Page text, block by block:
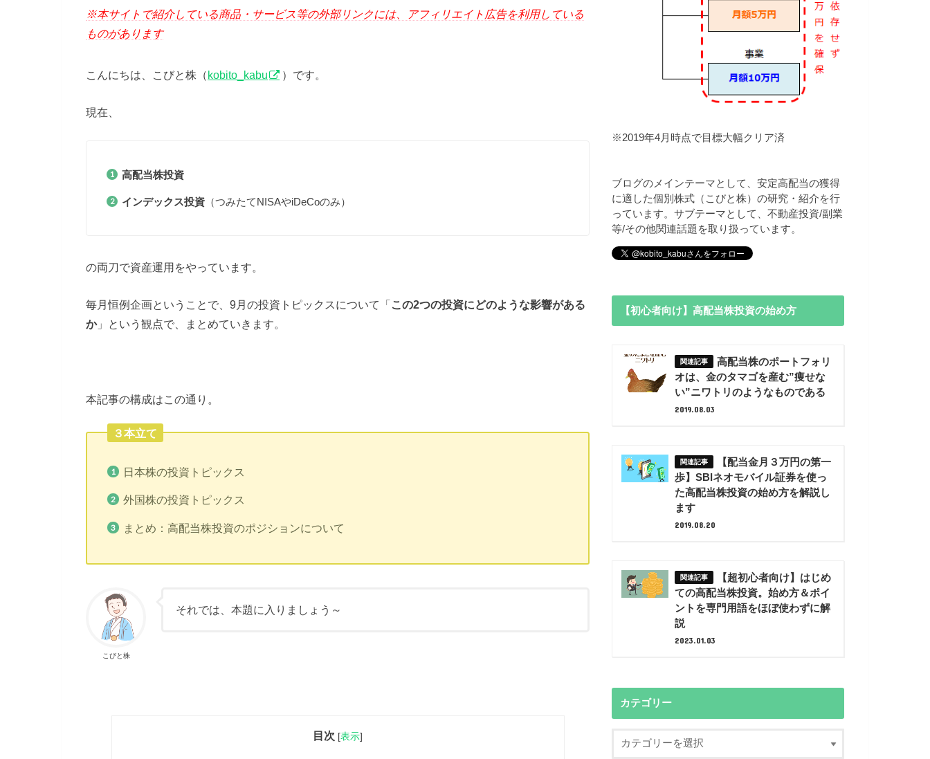
※本サイトで紹介している商品・サービス等の外部リンクには、アフィリエイト広告を利用している
ものがあります
こんにちは、こびと株（kobito_kabu ）です。
現在、
高配当株投資
インデックス投資（つみたてNISAやiDeCoのみ）
の両刀で資産運用をやっています。
毎月恒例企画ということで、9月の投資トピックスについて「この2つの投資にどのような影響がある
か」という観点で、まとめていきます。
本記事の構成はこの通り。
３本立て
日本株の投資トピックス
外国株の投資トピックス
まとめ：高配当株投資のポジションについて
こびと株
それでは、本題に入りましょう～
目次 [表示]
※2019年4月時点で目標大幅クリア済
ブログのメインテーマとして、安定高配当の獲得
に適した個別株式（こびと株）の研究・紹介を行
っています。サブテーマとして、不動産投資/副業
等/その他関連話題を取り扱っています。
【初心者向け】高配当株投資の始め方
高配当株のポートフォリ
オは、金のタマゴを産む”痩せな
い”ニワトリのようなものである
2019.08.03
【配当金月３万円の第一
歩】SBIネオモバイル証券を使っ
た高配当株投資の始め方を解説し
ます
2019.08.20
【超初心者向け】はじめ
ての高配当株投資。始め方＆ポイ
ントを専門用語をほぼ使わずに解
説
2023.01.03
カテゴリー